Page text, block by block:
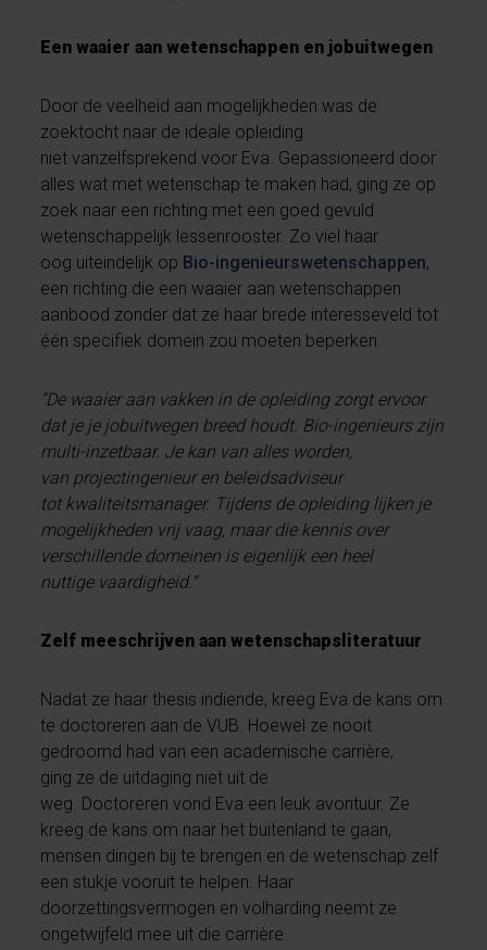
Een waaier aan wetenschappen en jobuitwegen
Door de veelheid aan mogelijkheden was de
zoektocht naar de ideale opleiding
niet vanzelfsprekend voor Eva. Gepassioneerd door
alles wat met wetenschap te maken had, ging ze op
zoek naar een richting met een goed gevuld
wetenschappelijk lessenrooster. Zo viel haar
oog uiteindelijk op Bio-ingenieurswetenschappen,
een richting die een waaier aan wetenschappen
aanbood zonder dat ze haar brede interesseveld tot
één specifiek domein zou moeten beperken.
“De waaier aan vakken in de opleiding zorgt ervoor
dat je je jobuitwegen breed houdt. Bio-ingenieurs zijn
multi-inzetbaar. Je kan van alles worden,
van projectingenieur en beleidsadviseur
tot kwaliteitsmanager. Tijdens de opleiding lijken je
mogelijkheden vrij vaag, maar die kennis over
verschillende domeinen is eigenlijk een heel
nuttige vaardigheid.”
Zelf meeschrijven aan wetenschapsliteratuur
Nadat ze haar thesis indiende, kreeg Eva de kans om
te doctoreren aan de VUB. Hoewel ze nooit
gedroomd had van een academische carrière,
ging ze de uitdaging niet uit de
weg. Doctoreren vond Eva een leuk avontuur. Ze
kreeg de kans om naar het buitenland te gaan,
mensen dingen bij te brengen en de wetenschap zelf
een stukje vooruit te helpen. Haar
doorzettingsvermogen en volharding neemt ze
ongetwijfeld mee uit die carrière.